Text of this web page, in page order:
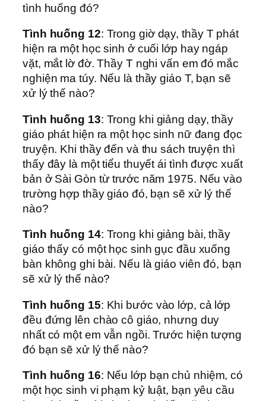
tình huống đó?
Tình huống 12: Trong giờ dạy, thầy T phát
hiện ra một học sinh ở cuối lớp hay ngáp
vặt, mắt lờ đờ. Thầy T nghi vấn em đó mắc
nghiện ma túy. Nếu là thầy giáo T, bạn sẽ
xử lý thế nào?
Tình huống 13: Trong khi giảng dạy, thầy
giáo phát hiện ra một học sinh nữ đang đọc
truyện. Khi thầy đến và thu sách truyện thì
thấy đây là một tiểu thuyết ái tình được xuất
bản ở Sài Gòn từ trước năm 1975. Nếu vào
trường hợp thầy giáo đó, bạn sẽ xử lý thế
nào?
Tình huống 14: Trong khi giảng bài, thầy
giáo thấy có một học sinh gục đầu xuống
bàn không ghi bài. Nếu là giáo viên đó, bạn
sẽ xử lý thế nào?
Tình huống 15: Khi bước vào lớp, cả lớp
đều đứng lên chào cô giáo, nhưng duy
nhất có một em vẫn ngồi. Trước hiện tượng
đó bạn sẽ xử lý thế nào?
Tình huống 16: Nếu lớp bạn chủ nhiệm, có
một học sinh vi phạm kỷ luật, bạn yêu cầu